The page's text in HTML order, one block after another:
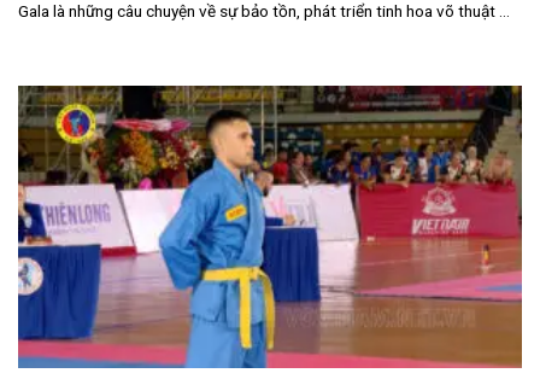
Gala là những câu chuyện về sự bảo tồn, phát triển tinh hoa võ thuật ...